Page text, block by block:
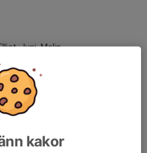
Juni, Malin
endast de som tidigare
Örebro. Inga nya anmälningar
kakor